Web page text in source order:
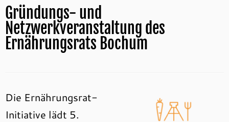
Gründungs- und
Netzwerkveranstaltung des
Ernährungsrats Bochum
Die Ernährungsrat-
Initiative lädt 5.